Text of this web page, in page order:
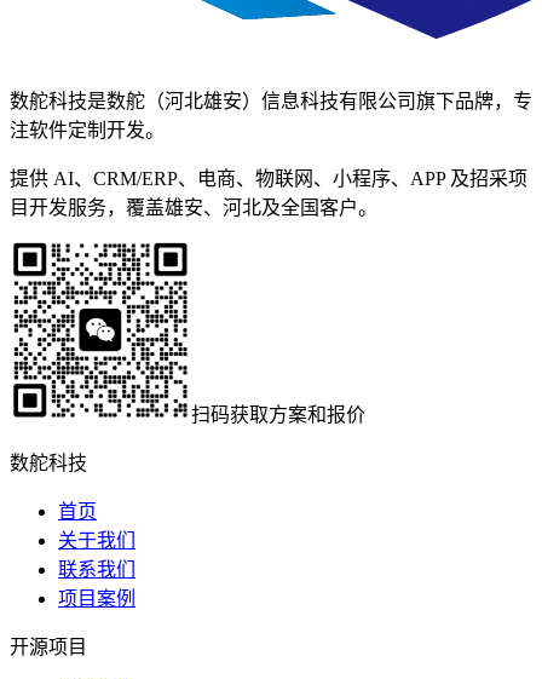
数舵科技是数舵（河北雄安）信息科技有限公司旗下品牌，专
注软件定制开发。
提供 AI、CRM/ERP、电商、物联网、小程序、APP 及招采项
目开发服务，覆盖雄安、河北及全国客户。
扫码获取方案和报价
数舵科技
首页
关于我们
联系我们
项目案例
开源项目